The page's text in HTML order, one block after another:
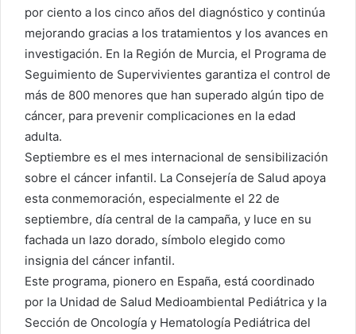
por ciento a los cinco años del diagnóstico y continúa
mejorando gracias a los tratamientos y los avances en
investigación. En la Región de Murcia, el Programa de
Seguimiento de Supervivientes garantiza el control de
más de 800 menores que han superado algún tipo de
cáncer, para prevenir complicaciones en la edad
adulta.
Septiembre es el mes internacional de sensibilización
sobre el cáncer infantil. La Consejería de Salud apoya
esta conmemoración, especialmente el 22 de
septiembre, día central de la campaña, y luce en su
fachada un lazo dorado, símbolo elegido como
insignia del cáncer infantil.
Este programa, pionero en España, está coordinado
por la Unidad de Salud Medioambiental Pediátrica y la
Sección de Oncología y Hematología Pediátrica del